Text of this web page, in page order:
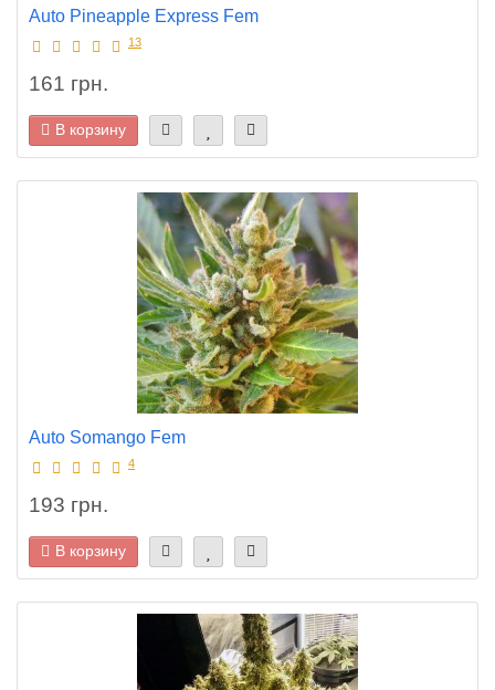
Auto Pineapple Express Fem
13
161 грн.
В корзину
Auto Somango Fem
4
193 грн.
В корзину